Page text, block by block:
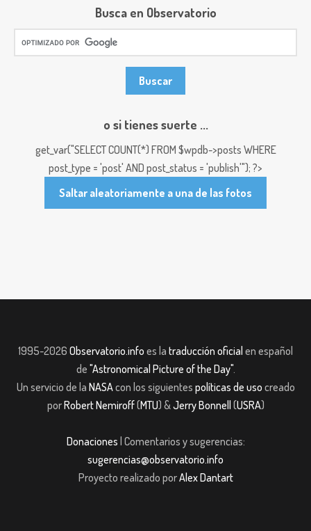
Busca en Observatorio
o si tienes suerte ...
get_var("SELECT COUNT(*) FROM $wpdb->posts WHERE
post_type = 'post' AND post_status = 'publish'"); ?>
Saltar aleatoriamente a una de las fotos
1995-2026 Observatorio.info es la traducción oficial en español
de "Astronomical Picture of the Day".
Un servicio de la NASAcon los siguientes políticas de uso creado
porRobert Nemiroff(MTU) &Jerry Bonnell (USRA)
Donaciones | Comentarios y sugerencias:
sugerencias@observatorio.info
Proyecto realizado porAlex Dantart